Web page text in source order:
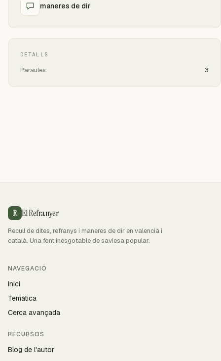
maneres de dir
DETALLS
Paraules 3
R El Refranyer
Recull de dites, refranys i maneres de dir en valencià i
català. Una font inesgotable de saviesa popular.
NAVEGACIÓ
Inici
Temàtica
Cerca avançada
RECURSOS
Blog de l'autor